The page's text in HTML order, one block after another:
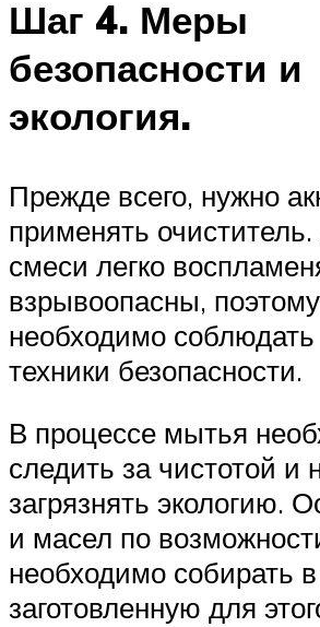
Шаг 4. Меры
безопасности и
экология.
Прежде всего, нужно
применять
смеси легко
взрывоопасны, поэтому
необходимо
техники безопасности.
В процессе мытья
следить за чистотой и
загрязнять экологию.
и масел по
необходимо собирать
заготовленную для